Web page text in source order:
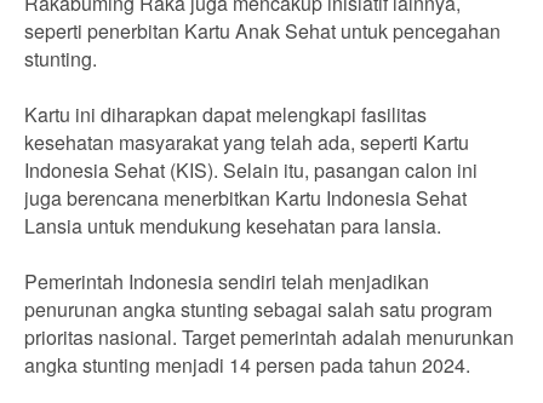
seperti penerbitan Kartu Anak Sehat untuk pencegahan
stunting.
Kartu ini diharapkan dapat melengkapi fasilitas
kesehatan masyarakat yang telah ada, seperti Kartu
Indonesia Sehat (KIS). Selain itu, pasangan calon ini
juga berencana menerbitkan Kartu Indonesia Sehat
Lansia untuk mendukung kesehatan para lansia.
Pemerintah Indonesia sendiri telah menjadikan
penurunan angka stunting sebagai salah satu program
prioritas nasional. Target pemerintah adalah menurunkan
angka stunting menjadi 14 persen pada tahun 2024.